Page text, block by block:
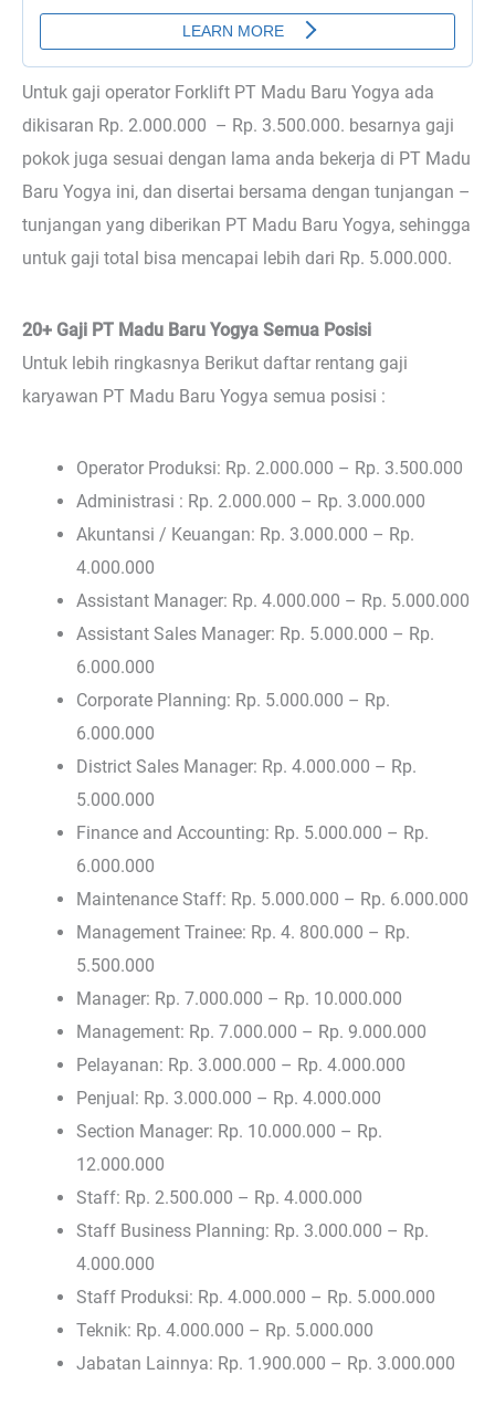
Untuk gaji operator Forklift PT Madu Baru Yogya ada
dikisaran Rp. 2.000.000 – Rp. 3.500.000. besarnya gaji
pokok juga sesuai dengan lama anda bekerja di PT Madu
Baru Yogya ini, dan disertai bersama dengan tunjangan –
tunjangan yang diberikan PT Madu Baru Yogya, sehingga
untuk gaji total bisa mencapai lebih dari Rp. 5.000.000.
20+ Gaji PT Madu Baru Yogya Semua Posisi
Untuk lebih ringkasnya Berikut daftar rentang gaji
karyawan PT Madu Baru Yogya semua posisi :
Operator Produksi: Rp. 2.000.000 – Rp. 3.500.000
Administrasi : Rp. 2.000.000 – Rp. 3.000.000
Akuntansi / Keuangan: Rp. 3.000.000 – Rp.
4.000.000
Assistant Manager: Rp. 4.000.000 – Rp. 5.000.000
Assistant Sales Manager: Rp. 5.000.000 – Rp.
6.000.000
Corporate Planning: Rp. 5.000.000 – Rp.
6.000.000
District Sales Manager: Rp. 4.000.000 – Rp.
5.000.000
Finance and Accounting: Rp. 5.000.000 – Rp.
6.000.000
Maintenance Staff: Rp. 5.000.000 – Rp. 6.000.000
Management Trainee: Rp. 4. 800.000 – Rp.
5.500.000
Manager: Rp. 7.000.000 – Rp. 10.000.000
Management: Rp. 7.000.000 – Rp. 9.000.000
Pelayanan: Rp. 3.000.000 – Rp. 4.000.000
Penjual: Rp. 3.000.000 – Rp. 4.000.000
Section Manager: Rp. 10.000.000 – Rp.
12.000.000
Staff: Rp. 2.500.000 – Rp. 4.000.000
Staff Business Planning: Rp. 3.000.000 – Rp.
4.000.000
Staff Produksi: Rp. 4.000.000 – Rp. 5.000.000
Teknik: Rp. 4.000.000 – Rp. 5.000.000
Jabatan Lainnya: Rp. 1.900.000 – Rp. 3.000.000